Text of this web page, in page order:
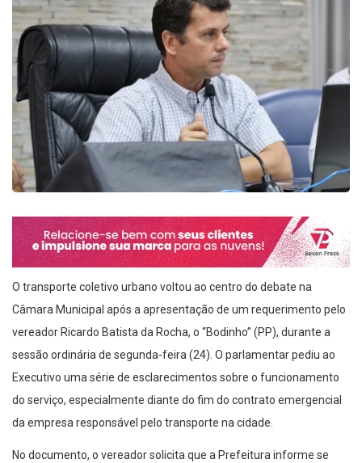
O transporte coletivo urbano voltou ao centro do debate na
Câmara Municipal após a apresentação de um requerimento pelo
vereador Ricardo Batista da Rocha, o “Bodinho” (PP), durante a
sessão ordinária de segunda-feira (24). O parlamentar pediu ao
Executivo uma série de esclarecimentos sobre o funcionamento
do serviço, especialmente diante do fim do contrato emergencial
da empresa responsável pelo transporte na cidade.
No documento, o vereador solicita que a Prefeitura informe se